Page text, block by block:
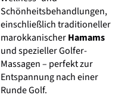
Schönheitsbehandlungen,
einschließlich traditioneller
marokkanischerHamams
und spezieller Golfer-
Massagen – perfekt zur
Entspannung nach einer
Runde Golf.